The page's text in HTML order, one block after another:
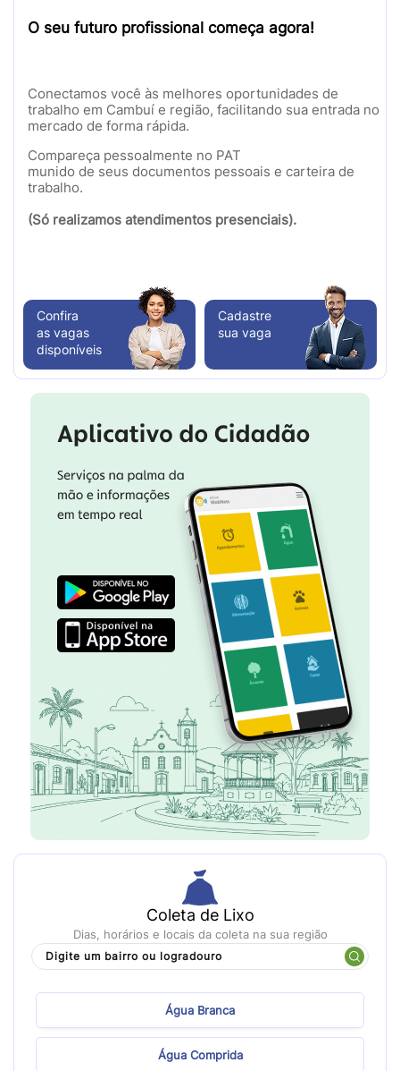
O seu futuro profissional começa agora!
Conectamos você às melhores oportunidades de
trabalho em Cambuí e região, facilitando sua entrada no
mercado de forma rápida.
Compareça pessoalmente no PAT
munido de seus documentos pessoais e carteira de
trabalho.
(Só realizamos atendimentos presenciais).
Confira
as vagas
disponíveis
Cadastre
sua vaga
Coleta de Lixo
Dias, horários e locais da coleta na sua região
Água Branca
Água Comprida